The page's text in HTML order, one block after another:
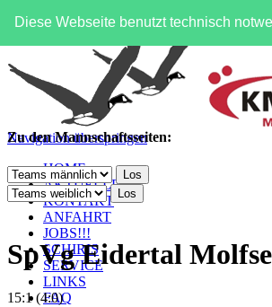
Diese Webseite benutzt technisch
Navigation überspringen
HOME
AKTUELLES
KONTAKT
ANFAHRT
JOBS!!!
SCHIRIS
SERVICE
LINKS
FAQ
Zu den Mannschaftsseiten:
SpVg Eidertal
15:1 (4:0)